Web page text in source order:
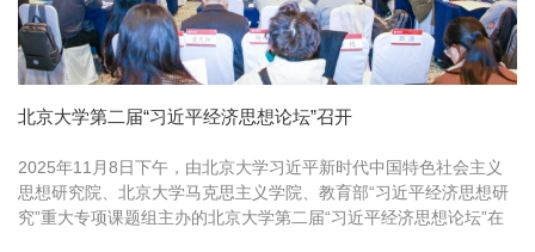
北京大学第二届“习近平经济思想论坛”召开
2025年11月8日下午，由北京大学习近平新时代中国特色社会主义
思想研究院、北京大学马克思主义学院、教育部“习近平经济思想研
究”重大专项课题组主办的北京大学第二届“习近平经济思想论坛”在